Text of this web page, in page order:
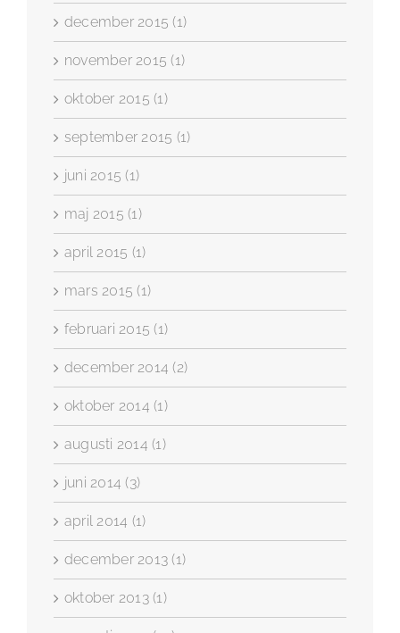
december 2015 (1)
november 2015 (1)
oktober 2015 (1)
september 2015 (1)
juni 2015 (1)
maj 2015 (1)
april 2015 (1)
mars 2015 (1)
februari 2015 (1)
december 2014 (2)
oktober 2014 (1)
augusti 2014 (1)
juni 2014 (3)
april 2014 (1)
december 2013 (1)
oktober 2013 (1)